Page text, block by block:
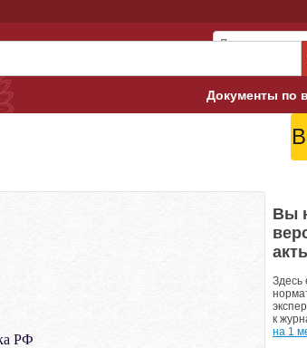
Документы по
Верховный
РФ
Вы
Здесь
к
на 1